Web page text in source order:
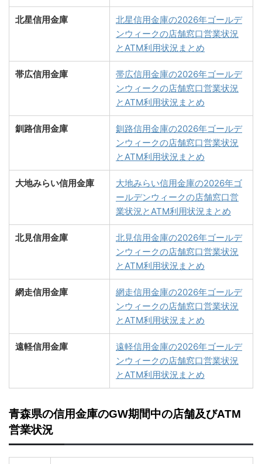
北星信用金庫
北星信用金庫の2026年ゴールデ
ンウィークの店舗窓口営業状況
とATM利用状況まとめ
帯広信用金庫
帯広信用金庫の2026年ゴールデ
ンウィークの店舗窓口営業状況
とATM利用状況まとめ
釧路信用金庫
釧路信用金庫の2026年ゴールデ
ンウィークの店舗窓口営業状況
とATM利用状況まとめ
大地みらい信用金庫
大地みらい信用金庫の2026年ゴ
ールデンウィークの店舗窓口営
業状況とATM利用状況まとめ
北見信用金庫
北見信用金庫の2026年ゴールデ
ンウィークの店舗窓口営業状況
とATM利用状況まとめ
網走信用金庫
網走信用金庫の2026年ゴールデ
ンウィークの店舗窓口営業状況
とATM利用状況まとめ
遠軽信用金庫
遠軽信用金庫の2026年ゴールデ
ンウィークの店舗窓口営業状況
とATM利用状況まとめ
青森県の信用金庫のGW期間中の店舗及びATM
営業状況